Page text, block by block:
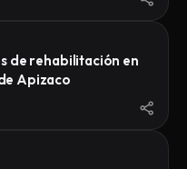
de rehabilitación en
Apizaco